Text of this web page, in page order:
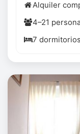
Alquiler
4–21
7 dormitorios